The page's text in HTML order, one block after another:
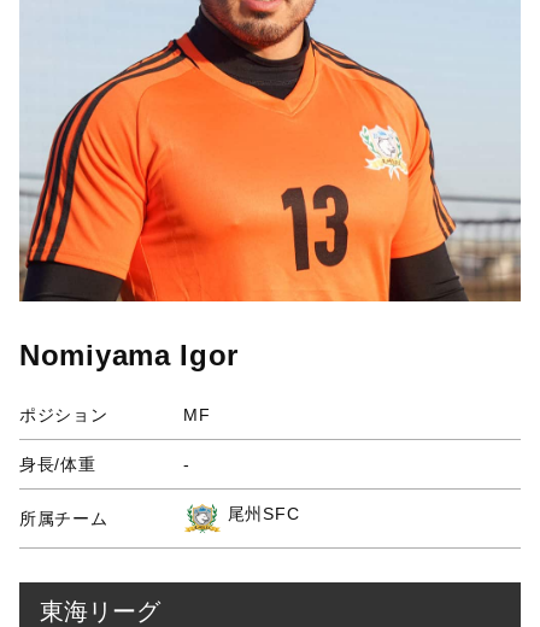
Nomiyama Igor
ポジション MF
身長/体重 -
所属チーム 尾州SFC
東海リーグ